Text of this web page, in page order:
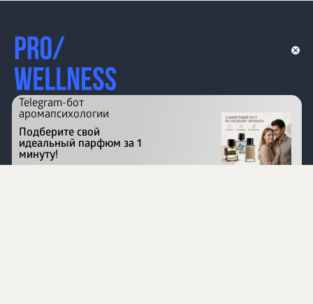
Перейти на сайт
Telegram-бот
аромапсихологии
Подберите свой
идеальный парфюм за 1
минуту!